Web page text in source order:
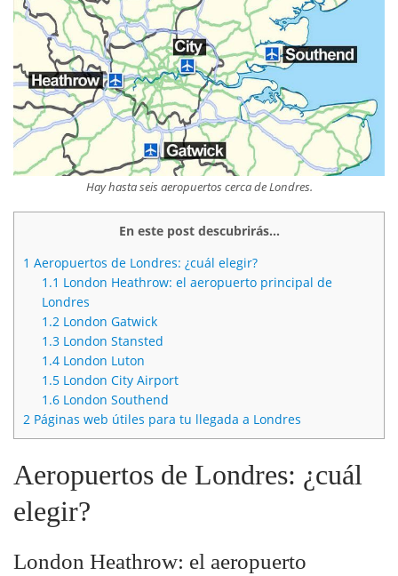
Hay hasta seis aeropuertos cerca de Londres.
En este post descubrirás...
1 Aeropuertos de Londres: ¿cuál elegir?
1.1 London Heathrow: el aeropuerto principal de
Londres
1.2 London Gatwick
1.3 London Stansted
1.4 London Luton
1.5 London City Airport
1.6 London Southend
2 Páginas web útiles para tu llegada a Londres
Aeropuertos de Londres: ¿cuál
elegir?
London Heathrow: el aeropuerto